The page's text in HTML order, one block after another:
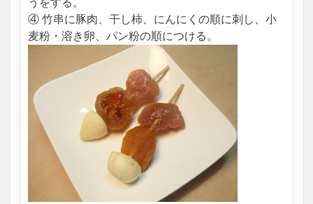
④ 竹串に豚肉、干し柿、にんにくの順に刺し、小
麦粉・溶き卵、パン粉の順につける。